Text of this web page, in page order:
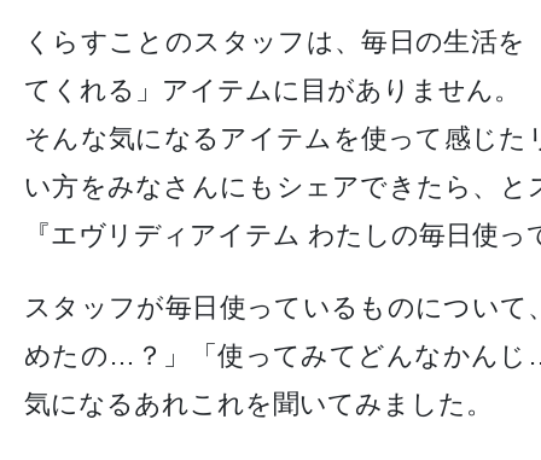
くらすことのスタッフは、毎日の生活を
てくれる」アイテムに目がありません。
そんな気になるアイテムを使って感じた
い方をみなさんにもシェアできたら、と
『エヴリディアイテム わたしの毎日使っ
スタッフが毎日使っているものについて
めたの…？」「使ってみてどんなかん
気になるあれこれを聞いてみました。